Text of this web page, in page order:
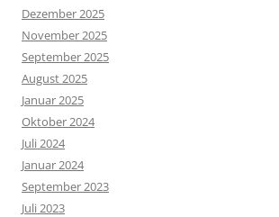
Dezember 2025
November 2025
September 2025
August 2025
Januar 2025
Oktober 2024
Juli 2024
Januar 2024
September 2023
Juli 2023